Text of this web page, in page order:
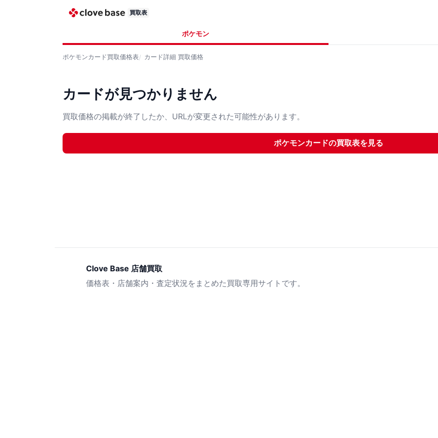
買取表
ポケモン
ポケモンカード買取価格表 カード詳細 買取価格
カードが見つかりません
買取価格の掲載が終了したか、URLが変更された可能性があります。
ポケモンカードの買取表を見る
Clove Base 店舗買取
価格表・店舗案内・査定状況をまとめた買取専用サイトです。